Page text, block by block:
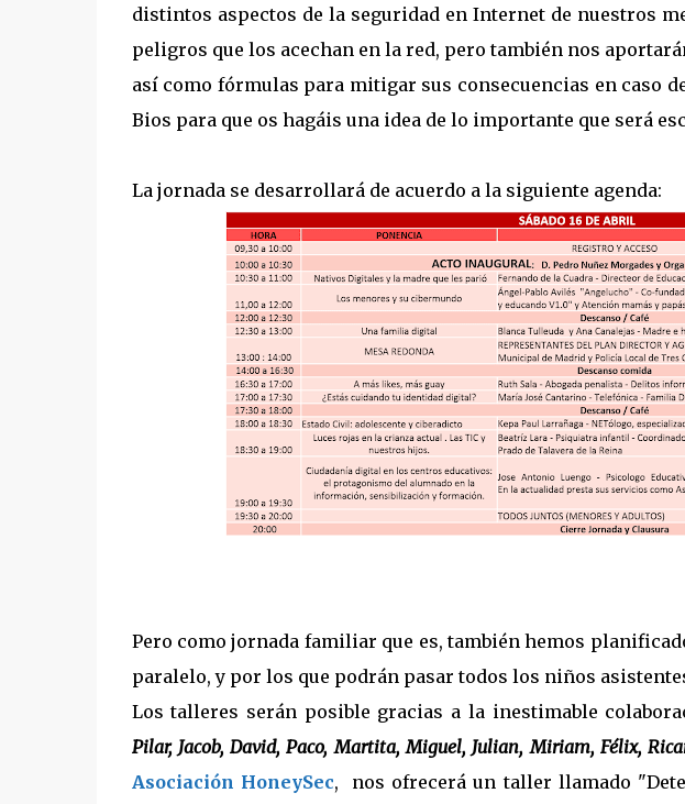
distintos aspectos de la seguridad en Internet de nuestros
peligros que los acechan en la red, pero también nos
así como fórmulas para mitigar sus consecuencias en caso
Bios para que os hagáis una idea de lo importante que será
La jornada se desarrollará de acuerdo a la siguiente agenda:
Pero como jornada familiar que es, también hemos
paralelo, y por los que podrán pasar todos los niños
Los talleres serán posible gracias a la inestimable
Pilar, Jacob, David, Paco, Martita, Miguel, Julian, Miriam, Félix,
Asociación HoneySec, nos ofrecerá un taller llamado